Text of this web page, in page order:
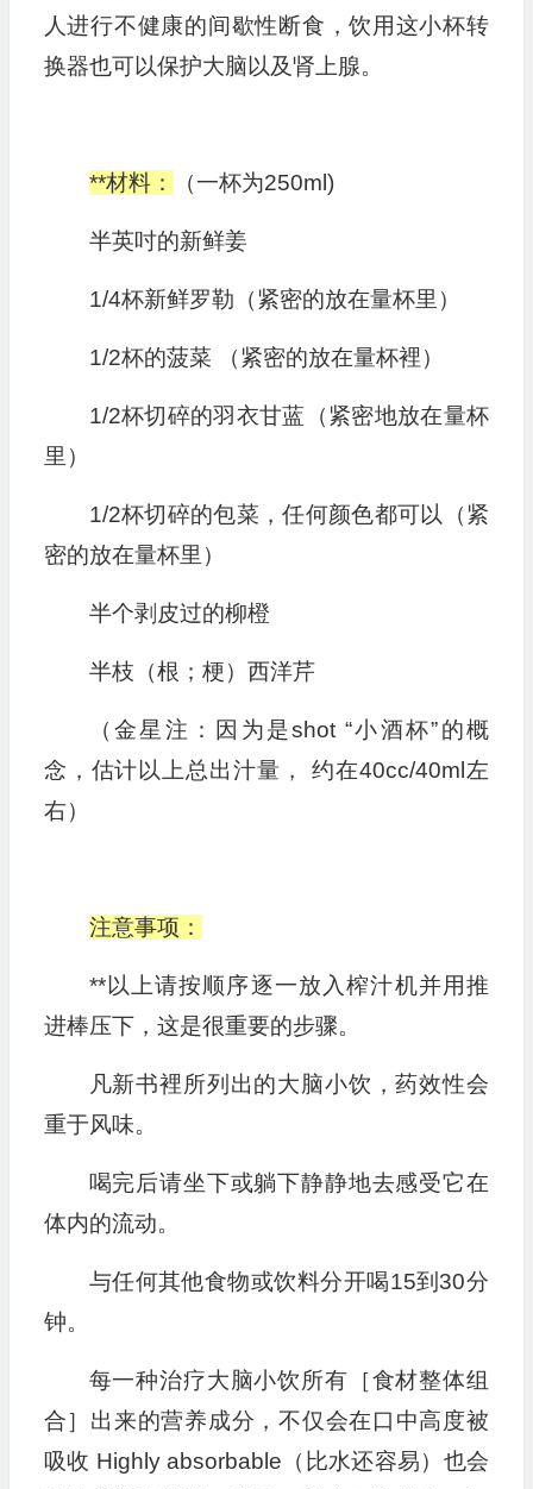
人进行不健康的间歇性断食，饮用这小杯转
换器也可以保护大脑以及肾上腺。
**材料： （一杯为250ml)
半英吋的新鲜姜
1/4杯新鲜罗勒（紧密的放在量杯里）
1/2杯的菠菜 （紧密的放在量杯裡）
1/2杯切碎的羽衣甘蓝（紧密地放在量杯
里）
1/2杯切碎的包菜，任何颜色都可以（紧
密的放在量杯里）
半个剥皮过的柳橙
半枝（根；梗）西洋芹
（金星注：因为是shot “小酒杯”的概
念，估计以上总出汁量， 约在40cc/40ml左
右）
注意事项：
**以上请按顺序逐一放入榨汁机并用推
进棒压下，这是很重要的步骤。
凡新书裡所列出的大脑小饮，药效性会
重于风味。
喝完后请坐下或躺下静静地去感受它在
体内的流动。
与任何其他食物或饮料分开喝15到30分
钟。
每一种治疗大脑小饮所有［食材整体组
合］出来的营养成分，不仅会在口中高度被
吸收 Highly absorbable（比水还容易）也会